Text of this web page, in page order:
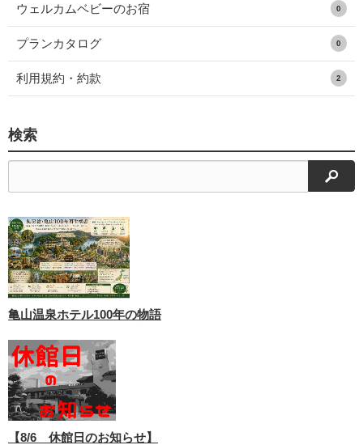
ウェルカムベビーのお宿 0
プランカタログ 0
利用規約・約款 2
検索
検索
亀山温泉ホテル100年の物語
【8/6 休館日のお知らせ】